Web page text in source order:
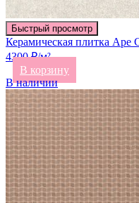
Быстрый просмотр
Керамическая плитка Ape
4300 ₽/м²
В корзину
В наличии